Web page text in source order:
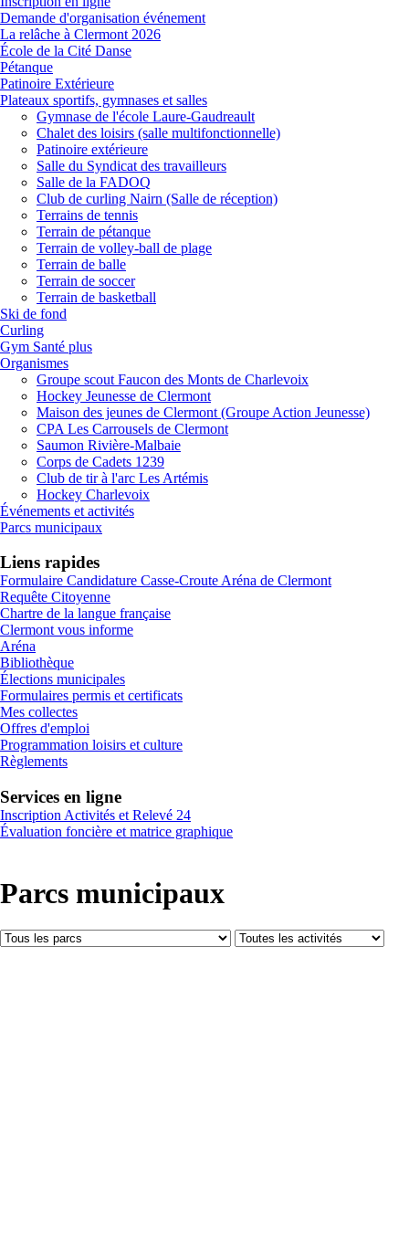
Demande d'organisation événement
La relâche à Clermont 2026
École de la Cité Danse
Pétanque
Patinoire Extérieure
Plateaux sportifs, gymnases et salles
Gymnase de l'école Laure-Gaudreault
Chalet des loisirs (salle multifonctionnelle)
Patinoire extérieure
Salle du Syndicat des travailleurs
Salle de la FADOQ
Club de curling Nairn (Salle de réception)
Terrains de tennis
Terrain de pétanque
Terrain de volley-ball de plage
Terrain de balle
Terrain de soccer
Terrain de basketball
Ski de fond
Curling
Gym Santé plus
Organismes
Groupe scout Faucon des Monts de Charlevoix
Hockey Jeunesse de Clermont
Maison des jeunes de Clermont (Groupe Action Jeunesse)
CPA Les Carrousels de Clermont
Saumon Rivière-Malbaie
Corps de Cadets 1239
Club de tir à l'arc Les Artémis
Hockey Charlevoix
Événements et activités
Parcs municipaux
Liens rapides
Formulaire Candidature Casse-Croute Aréna de Clermont
Requête Citoyenne
Chartre de la langue française
Clermont vous informe
Aréna
Bibliothèque
Élections municipales
Formulaires permis et certificats
Mes collectes
Offres d'emploi
Programmation loisirs et culture
Règlements
Services en ligne
Inscription Activités et Relevé 24
Évaluation foncière et matrice graphique
Parcs municipaux